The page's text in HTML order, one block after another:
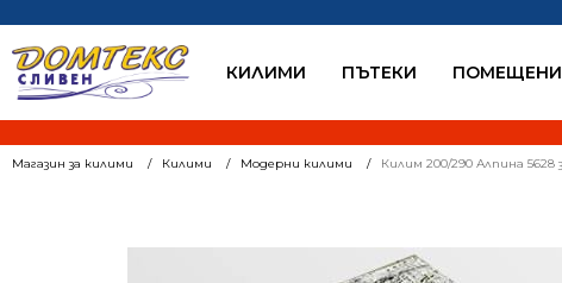
КИЛИМИ ПЪТЕКИ
Магазин за килими Килими Модерни килими Килим 200/290 Алпина 5628